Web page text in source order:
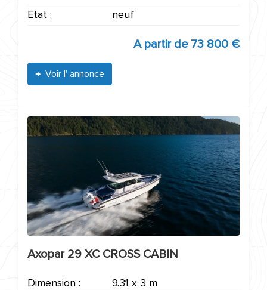
Etat :
neuf
A partir de73 800 €
Voir l' annonce
Axopar 29 XC CROSS CABIN
Dimension :
9.31 x 3 m